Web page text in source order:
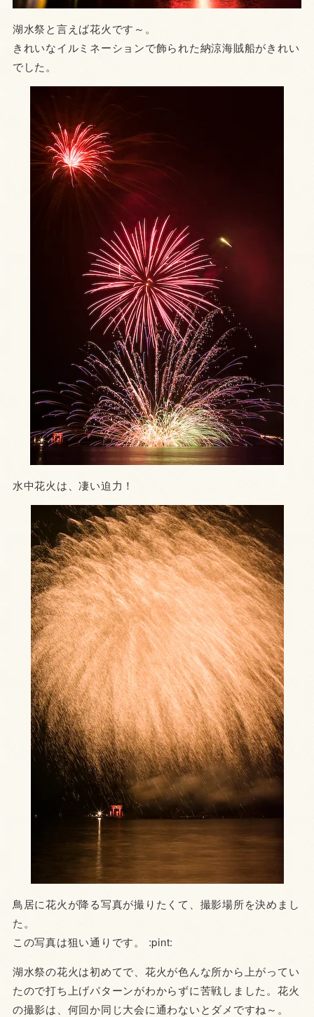
湖水祭と言えば花火です～。
きれいなイルミネーションで飾られた納涼海賊船がきれい
でした。
水中花火は、凄い迫力！
鳥居に花火が降る写真が撮りたくて、撮影場所を決めまし
た。
この写真は狙い通りです。 :pint:
湖水祭の花火は初めてで、花火が色んな所から上がってい
たので打ち上げパターンがわからずに苦戦しました。花火
の撮影は、何回か同じ大会に通わないとダメですね～。